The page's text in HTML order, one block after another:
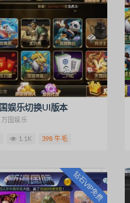
娱乐切换UI版本
万国娱乐
1.1K 398 牛毛
钻石VIP免费